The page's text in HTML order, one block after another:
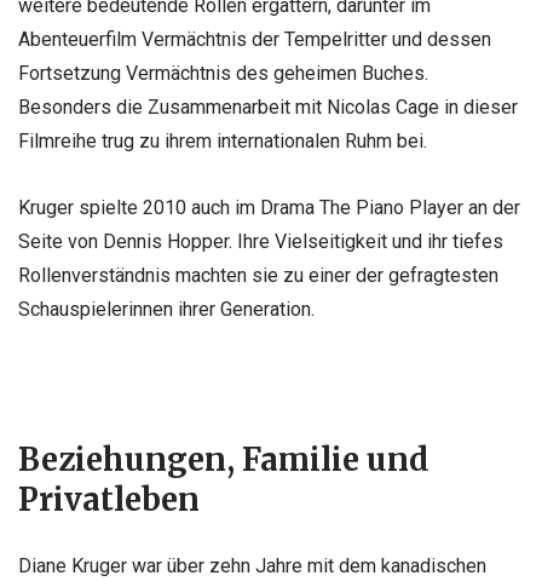
weitere bedeutende Rollen ergattern, darunter im
Abenteuerfilm Vermächtnis der Tempelritter und dessen
Fortsetzung Vermächtnis des geheimen Buches.
Besonders die Zusammenarbeit mit Nicolas Cage in dieser
Filmreihe trug zu ihrem internationalen Ruhm bei.
Kruger spielte 2010 auch im Drama The Piano Player an der
Seite von Dennis Hopper. Ihre Vielseitigkeit und ihr tiefes
Rollenverständnis machten sie zu einer der gefragtesten
Schauspielerinnen ihrer Generation.
Beziehungen, Familie und
Privatleben
Diane Kruger war über zehn Jahre mit dem kanadischen